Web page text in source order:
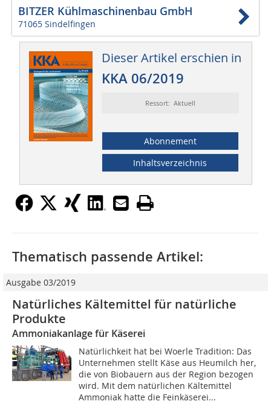
BITZER Kühlmaschinenbau GmbH
71065 Sindelfingen
Dieser Artikel erschien in
KKA 06/2019
Ressort: Aktuell
Abonnement
Inhaltsverzeichnis
Thematisch passende Artikel:
Ausgabe 03/2019
Natürliches Kältemittel für natürliche
Produkte
Ammoniakanlage für Käserei
Natürlichkeit hat bei Woerle Tradition: Das
Unternehmen stellt Käse aus Heumilch her,
die von Biobauern aus der Region bezogen
wird. Mit dem natürlichen Kältemittel
Ammoniak hatte die Feinkäserei...